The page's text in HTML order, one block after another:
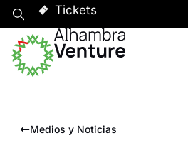
Tickets
Medios y Noticias